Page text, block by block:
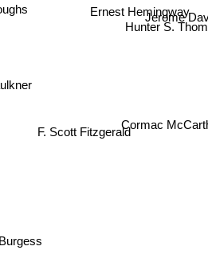
Hunter S.
Jerome
Ernest Hemingway
Cormac
F. Scott Fitzgerald